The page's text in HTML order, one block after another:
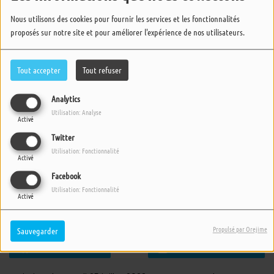
Nous utilisons des cookies pour fournir les services et les fonctionnalités
proposés sur notre site et pour améliorer l'expérience de nos utilisateurs.
Tout accepter Tout refuser
Analytics
Activé
Utilisation: Analyse
Twitter
Activé
Utilisation: Fonctionnalité
Facebook
Activé
Utilisation: Fonctionnalité
Sauvegarder Propulsé par Orejime
25 JUILLET 2023 -
ÉCOUTER LE PODCAST TÉLÉCHARGER LE PODCAST